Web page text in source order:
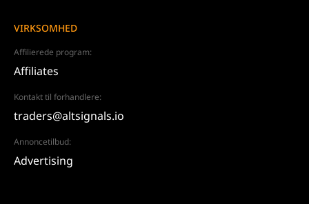
VIRKSOMHED
Affilierede program:
Affiliates
Kontakt til forhandlere:
traders@altsignals.io
Annoncetilbud:
Advertising